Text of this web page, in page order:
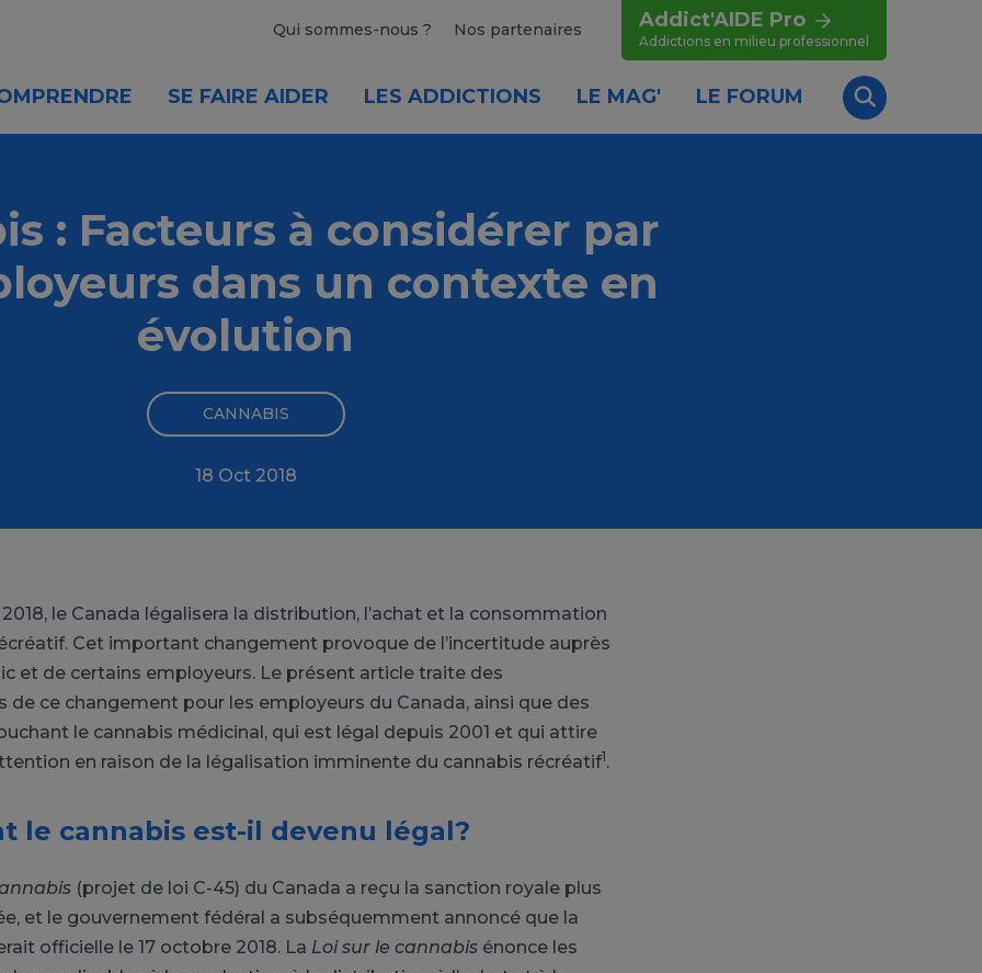
Qui sommes-nous ? Nos partenaires Addict'AIDE Pro
Addictions en milieu professionnel
SE FAIRE AIDER LES ADDICTIONS LE MAG' LE FORUM
Recherche
: Facteurs à considérer par
dans un contexte en
évolution
CANNABIS
18 Oct 2018
le Canada légalisera la distribution, l’achat et la consommation
Cet important changement provoque de l’incertitude auprès
et de certains employeurs. Le présent article traite des
de ce changement pour les employeurs du Canada, ainsi que des
le cannabis médicinal, qui est légal depuis 2001 et qui attire
en raison de la légalisation imminente du cannabis récréatif1.
le cannabis est-il devenu légal?
(projet de loi C-45) du Canada a reçu la sanction royale plus
et le gouvernement fédéral a subséquemment annoncé que la
officielle le 17 octobre 2018. La Loi sur le cannabis énonce les